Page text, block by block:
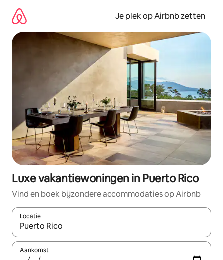
direct
naar
inhoud
Je plek op Airbnb zetten
Luxe vakantiewoningen in Puerto Rico
Vind en boek bijzondere accommodaties op Airbnb
Locatie
Wanneer er resultaten beschikbaar zijn, maak je een keuze
Aankomst